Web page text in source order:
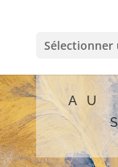
Sélectionner
AU